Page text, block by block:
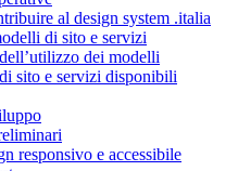
al design system .italia
di sito e servizi
dei modelli
sito e servizi disponibili
responsivo e accessibile